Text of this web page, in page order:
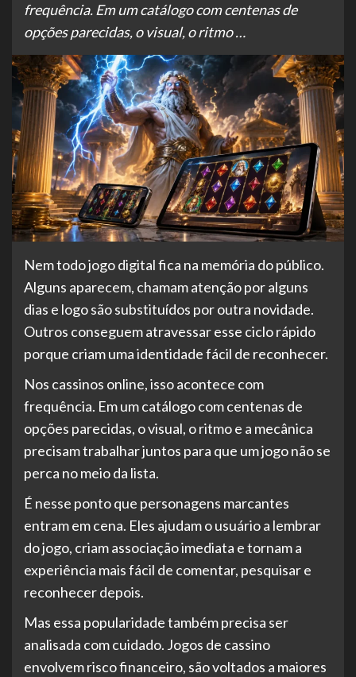
frequência. Em um catálogo com centenas de
opções parecidas, o visual, o ritmo …
Nem todo jogo digital fica na memória do público.
Alguns aparecem, chamam atenção por alguns
dias e logo são substituídos por outra novidade.
Outros conseguem atravessar esse ciclo rápido
porque criam uma identidade fácil de reconhecer.
Nos cassinos online, isso acontece com
frequência. Em um catálogo com centenas de
opções parecidas, o visual, o ritmo e a mecânica
precisam trabalhar juntos para que um jogo não se
perca no meio da lista.
É nesse ponto que personagens marcantes
entram em cena. Eles ajudam o usuário a lembrar
do jogo, criam associação imediata e tornam a
experiência mais fácil de comentar, pesquisar e
reconhecer depois.
Mas essa popularidade também precisa ser
analisada com cuidado. Jogos de cassino
envolvem risco financeiro, são voltados a maiores